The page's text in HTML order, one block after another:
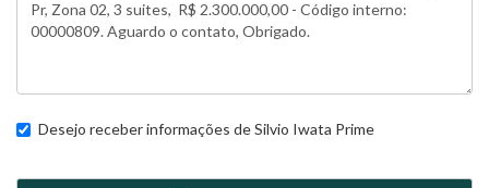
Desejo receber informações deSilvio Iwata Prime